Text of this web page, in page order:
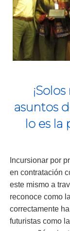
asuntos
lo es
Incursionar por
en contratación
este mismo a
reconoce como
correctamente
futuristas como la